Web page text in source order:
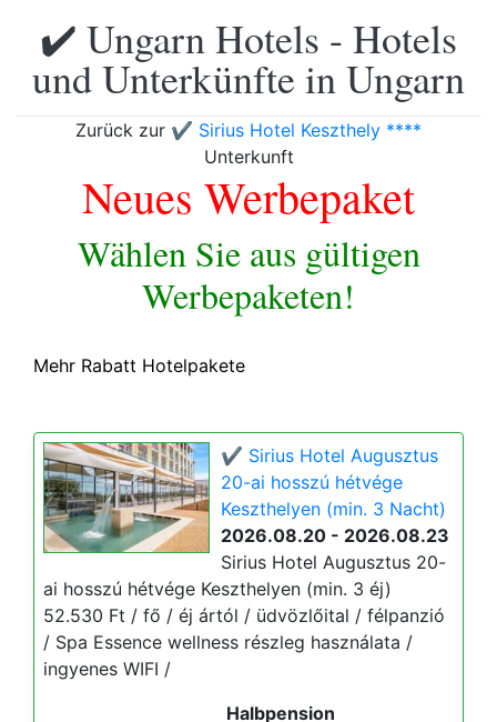
✔️ Ungarn Hotels - Hotels
und Unterkünfte in Ungarn
Zurück zur ✔️ Sirius Hotel Keszthely ****
Unterkunft
Neues Werbepaket
Wählen Sie aus gültigen
Werbepaketen!
Mehr Rabatt Hotelpakete
✔️ Sirius Hotel Augusztus
20-ai hosszú hétvége
Keszthelyen (min. 3 Nacht)
2026.08.20 - 2026.08.23
Sirius Hotel Augusztus 20-
ai hosszú hétvége Keszthelyen (min. 3 éj)
52.530 Ft / fő / éj ártól / üdvözlőital / félpanzió
/ Spa Essence wellness részleg használata /
ingyenes WIFI /
Halbpension